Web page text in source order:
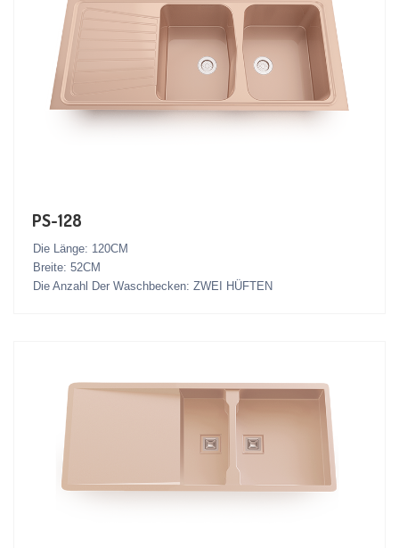
PS-128
Die Länge: 120CM
Breite: 52CM
Die Anzahl Der Waschbecken: ZWEI HÜFTEN